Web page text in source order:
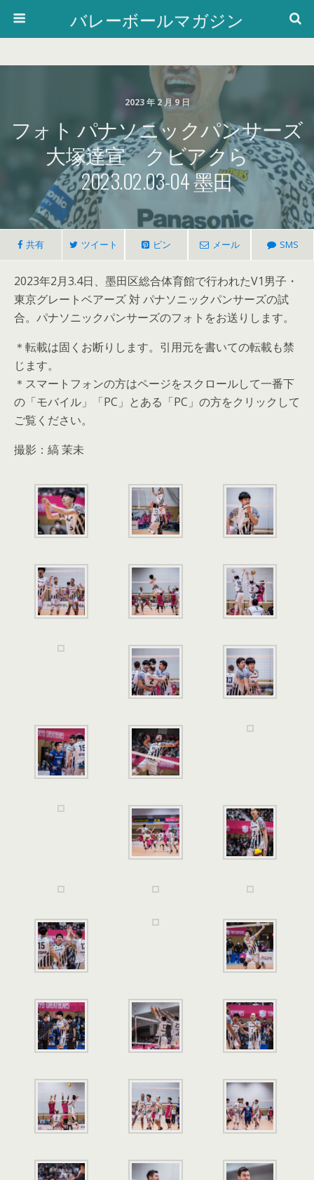
バレーボールマガジン
2023 年 2 月 9 日
フォト パナソニックパンサーズ
大塚達宣 クビアクら
2023.02.03-04 墨田
共有 ツイート ピン メール SMS
2023年2月3.4日、墨田区総合体育館で行われたV1男子・
東京グレートベアーズ 対 パナソニックパンサーズの試
合。パナソニックパンサーズのフォトをお送りします。
＊転載は固くお断りします。引用元を書いての転載も禁
じます。
＊スマートフォンの方はページをスクロールして一番下
の「モバイル」「PC」とある「PC」の方をクリックして
ご覧ください。
撮影：縞 茉未